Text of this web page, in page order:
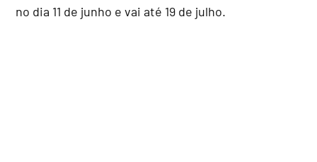
no dia 11 de junho e vai até 19 de julho.